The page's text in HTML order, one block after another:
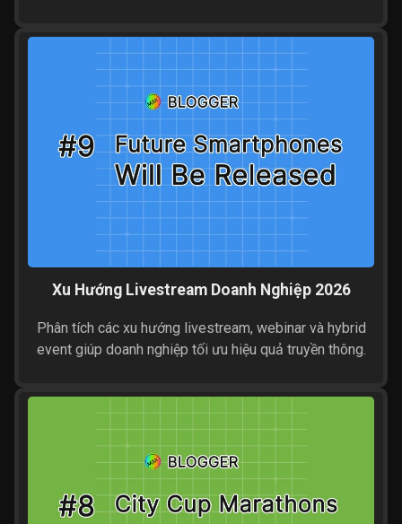
accumsan. Morbi tincidunt ornare massa eget egestas.
Mattis aliquam faucibus purus in. Id diam vel quam
semper viverra nam. Aliquam...
Xu Hướng Livestream Doanh Nghiệp 2026
Phân tích các xu hướng livestream, webinar và hybrid
event giúp doanh nghiệp tối ưu hiệu quả truyền thông.